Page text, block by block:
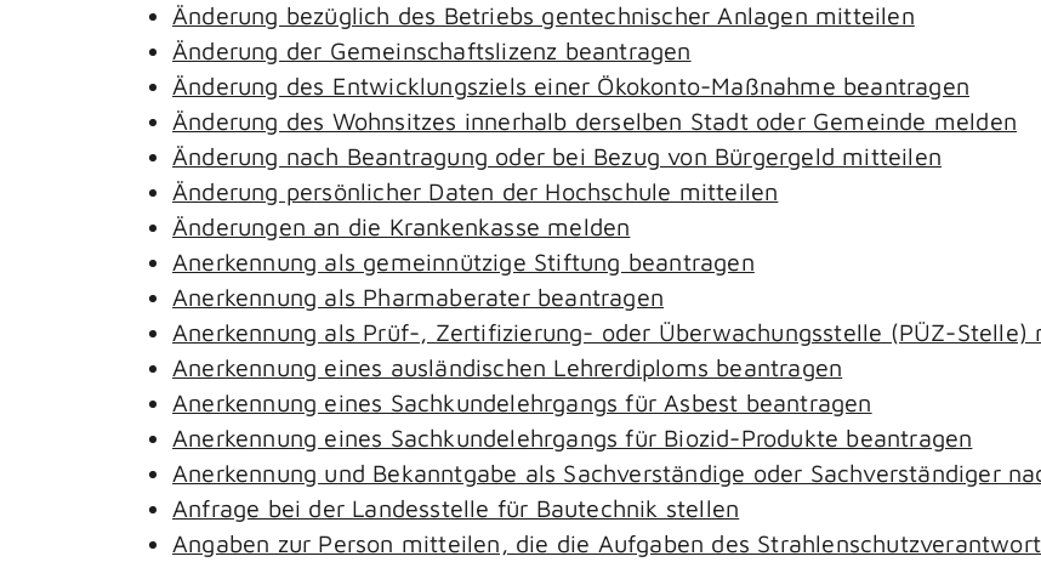
Änderung bezüglich des Betriebs gentechnischer Anlagen mitteilen
Änderung der Gemeinschaftslizenz beantragen
Änderung des Entwicklungsziels einer Ökokonto-Maßnahme beantragen
Änderung des Wohnsitzes innerhalb derselben Stadt oder Gemeinde melden
Änderung nach Beantragung oder bei Bezug von Bürgergeld mitteilen
Änderung persönlicher Daten der Hochschule mitteilen
Änderungen an die Krankenkasse melden
Anerkennung als gemeinnützige Stiftung beantragen
Anerkennung als Pharmaberater beantragen
Anerkennung als Prüf-, Zertifizierung- oder Überwachungsstelle (PÜZ-Stelle)
Anerkennung eines ausländischen Lehrerdiploms beantragen
Anerkennung eines Sachkundelehrgangs für Asbest beantragen
Anerkennung eines Sachkundelehrgangs für Biozid-Produkte beantragen
Anerkennung und Bekanntgabe als Sachverständige oder Sachverständiger
Anfrage bei der Landesstelle für Bautechnik stellen
Angaben zur Person mitteilen, die die Aufgaben des